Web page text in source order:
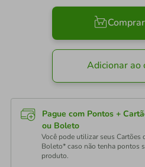
Adicionar ao
Pague com Pontos +
ou Boleto
Você pode utilizar seus Cartões
Boleto* caso não tenha pontos
produto.